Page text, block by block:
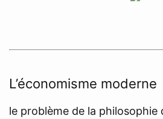
L’économisme moderne
le problème de la philosophie